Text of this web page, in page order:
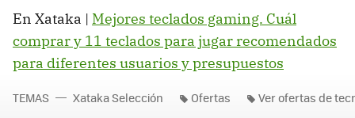
En Xataka | Mejores teclados gaming. Cuál
comprar y 11 teclados para jugar recomendados
para diferentes usuarios y presupuestos
TEMAS Xataka Selección Ofertas Ver ofertas de